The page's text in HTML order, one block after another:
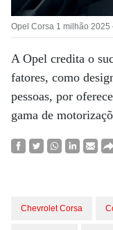
Opel Corsa 1 milhão 2025
A Opel credita o
fatores, como
pessoas, por
gama de
Chevrolet Corsa